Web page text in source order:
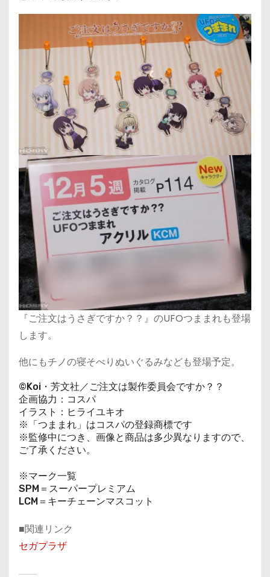
『ご注文はうさぎですか？？』のUFOつままれも登場
します。
他にもチノの寝そべりぬいぐるみなども登場予定。
©Koi・芳文社／ご注文は製作委員会ですか？？
企画協力：コスパ
イラスト：ヒライユキオ
※「つままれ」はコスパの登録商標です
※監修中につき、画像と商品は多少異なりますので、
ご了承ください。
※マーク一覧
SPM＝スーパープレミアム
LCM＝キーチェーンマスコット
■関連リンク
セガプラザ